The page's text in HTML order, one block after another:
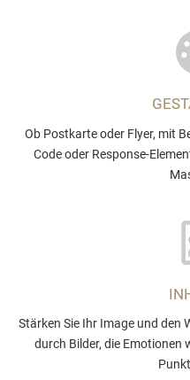
Ob Postkarte oder Flyer, mit
Code oder Response-
Stärken Sie Ihr Image und den
durch Bilder, die Emotionen